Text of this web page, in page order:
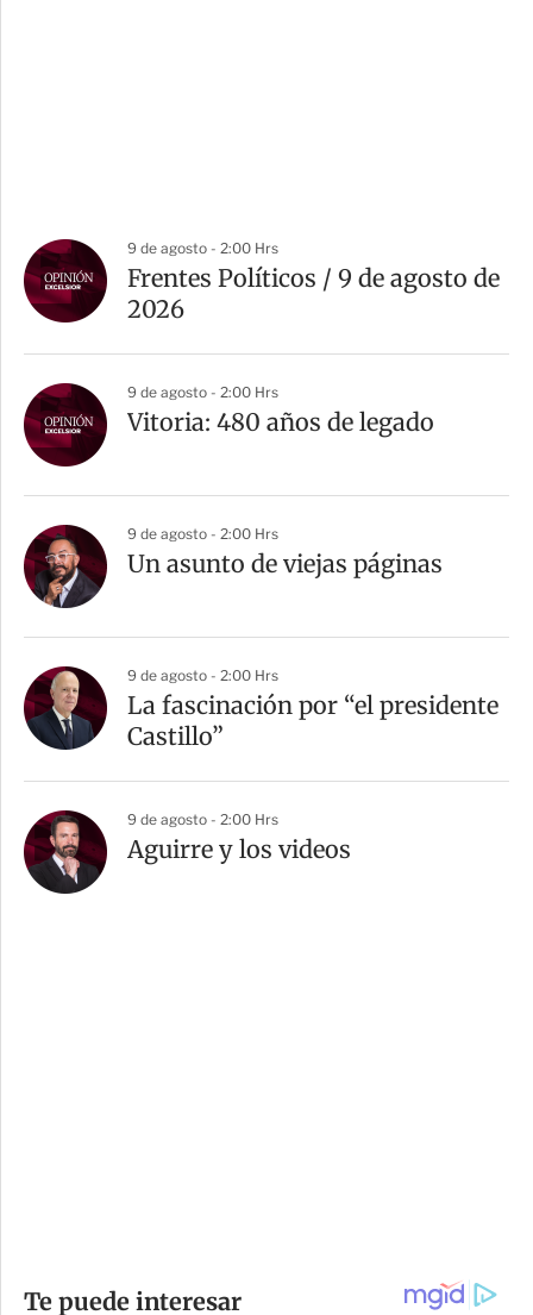
9 de agosto - 2:00 Hrs
Frentes Políticos / 9 de agosto de
2026
9 de agosto - 2:00 Hrs
Vitoria: 480 años de legado
9 de agosto - 2:00 Hrs
Un asunto de viejas páginas
9 de agosto - 2:00 Hrs
La fascinación por “el presidente
Castillo”
9 de agosto - 2:00 Hrs
Aguirre y los videos